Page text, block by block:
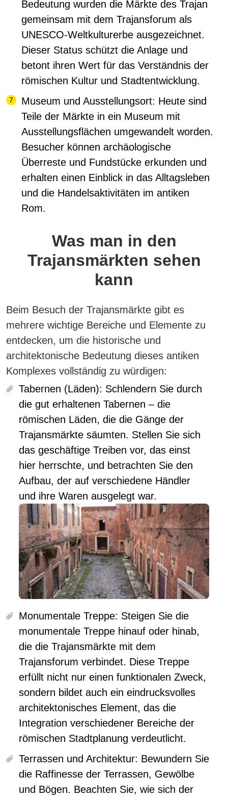
Bedeutung wurden die Märkte des Trajan
gemeinsam mit dem Trajansforum als
UNESCO-Weltkulturerbe ausgezeichnet.
Dieser Status schützt die Anlage und
betont ihren Wert für das Verständnis der
römischen Kultur und Stadtentwicklung.
Museum und Ausstellungsort: Heute sind
Teile der Märkte in ein Museum mit
Ausstellungsflächen umgewandelt worden.
Besucher können archäologische
Überreste und Fundstücke erkunden und
erhalten einen Einblick in das Alltagsleben
und die Handelsaktivitäten im antiken
Rom.
Was man in den
Trajansmärkten sehen
kann
Beim Besuch der Trajansmärkte gibt es
mehrere wichtige Bereiche und Elemente zu
entdecken, um die historische und
architektonische Bedeutung dieses antiken
Komplexes vollständig zu würdigen:
Tabernen (Läden): Schlendern Sie durch
die gut erhaltenen Tabernen – die
römischen Läden, die die Gänge der
Trajansmärkte säumten. Stellen Sie sich
das geschäftige Treiben vor, das einst
hier herrschte, und betrachten Sie den
Aufbau, der auf verschiedene Händler
und ihre Waren ausgelegt war.
Monumentale Treppe: Steigen Sie die
monumentale Treppe hinauf oder hinab,
die die Trajansmärkte mit dem
Trajansforum verbindet. Diese Treppe
erfüllt nicht nur einen funktionalen Zweck,
sondern bildet auch ein eindrucksvolles
architektonisches Element, das die
Integration verschiedener Bereiche der
römischen Stadtplanung verdeutlicht.
Terrassen und Architektur: Bewundern Sie
die Raffinesse der Terrassen, Gewölbe
und Bögen. Beachten Sie, wie sich der